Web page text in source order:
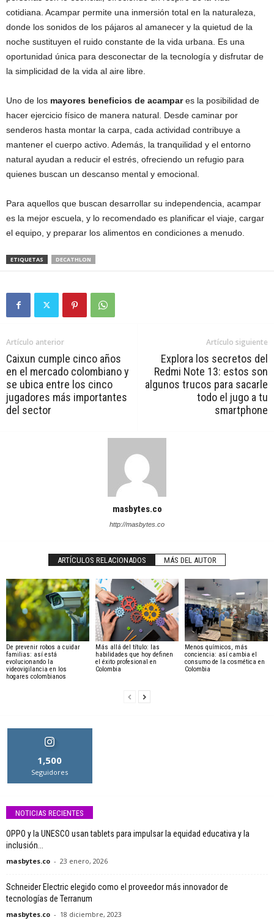
cotidiana. Acampar permite una inmersión total en la naturaleza,
donde los sonidos de los pájaros al amanecer y la quietud de la
noche sustituyen el ruido constante de la vida urbana. Es una
oportunidad única para desconectar de la tecnología y disfrutar de
la simplicidad de la vida al aire libre.
Uno de los mayores beneficios de acampares la posibilidad de
hacer ejercicio físico de manera natural. Desde caminar por
senderos hasta montar la carpa, cada actividad contribuye a
mantener el cuerpo activo. Además, la tranquilidad y el entorno
natural ayudan a reducir el estrés, ofreciendo un refugio para
quienes buscan un descanso mental y emocional.
Para aquellos que buscan desarrollar su independencia, acampar
es la mejor escuela, y lo recomendado es planificar el viaje, cargar
el equipo, y preparar los alimentos en condiciones a menudo.
ETIQUETAS DECATHLON
Artículo anterior
Caixun cumple cinco años
en el mercado colombiano y
se ubica entre los cinco
jugadores más importantes
del sector
Artículo siguiente
Explora los secretos del
Redmi Note 13: estos son
algunos trucos para sacarle
todo el jugo a tu
smartphone
masbytes.co
http://masbytes.co
ARTÍCULOS RELACIONADOS MÁS DEL AUTOR
De prevenir robos a cuidar
familias: así está
evolucionando la
videovigilancia en los
hogares colombianos
Más allá del título: las
habilidades que hoy definen
el éxito profesional en
Colombia
Menos químicos, más
conciencia: así cambia el
consumo de la cosmética en
Colombia
1,500
Seguidores
NOTICIAS RECIENTES
OPPO y la UNESCO usan tablets para impulsar la equidad educativa y la
inclusión...
masbytes.co - 23 enero, 2026
Schneider Electric elegido como el proveedor más innovador de
tecnologías de Terranum
masbytes.co - 18 diciembre, 2023